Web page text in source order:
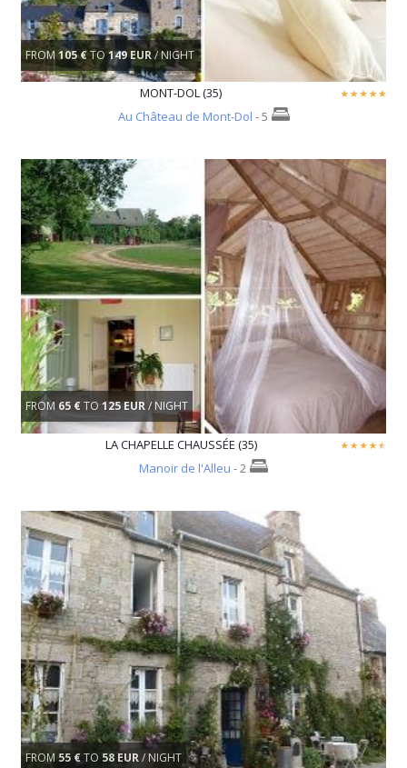
FROM 105 €TO149 EUR/ NIGHT
MONT-DOL (35)
Au Château de Mont-Dol - 5
FROM 65 €TO 125 EUR/ NIGHT
LA CHAPELLE CHAUSSÉE (35)
Manoir de l'Alleu - 2
FROM55 €TO 58 EUR/ NIGHT